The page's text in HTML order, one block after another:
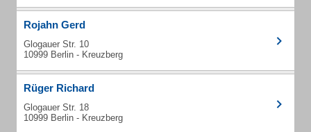
Rojahn Gerd
Glogauer Str. 10
10999 Berlin - Kreuzberg
Rüger Richard
Glogauer Str. 18
10999 Berlin - Kreuzberg